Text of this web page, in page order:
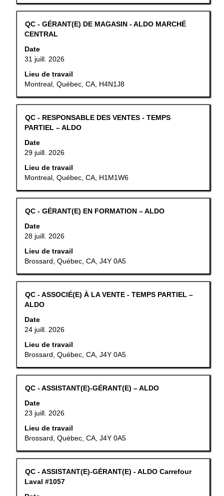
pour
afficher
tout
contenu
des
renseignements
sur
Titre
QC - GÉRANT(E) DE MAGASIN - ALDO MARCHÉ
CENTRAL
Date
31 juill. 2026
Lieu de travail
Montreal, Québec, CA, H4N1J8
Sélectionner
au
de
la
barre
d’espacement
afficher
tout
le
des
renseignements
sur
l’emploi.
Titre
QC - RESPONSABLE DES VENTES - TEMPS
PARTIEL – ALDO
Date
29 juill. 2026
Lieu de travail
Montreal, Québec, CA, H1M1W6
Sélectionner
au
de
la
barre
d’espacement
afficher
tout
le
contenu
des
renseignements
sur
Titre
QC - GÉRANT(E) EN FORMATION – ALDO
Date
28 juill. 2026
Lieu de travail
Brossard, Québec, CA, J4Y 0A5
Sélectionner
moyen
de
la
barre
pour
afficher
tout
contenu
des
renseignements
sur
Titre
QC - ASSOCIÉ(E) À LA VENTE - TEMPS PARTIEL –
ALDO
Date
24 juill. 2026
Lieu de travail
Brossard, Québec, CA, J4Y 0A5
Sélectionner
au
de
la
barre
d’espacement
afficher
tout
le
contenu
des
renseignements
sur
Titre
QC - ASSISTANT(E)-GÉRANT(E) – ALDO
Date
23 juill. 2026
Lieu de travail
Brossard, Québec, CA, J4Y 0A5
Sélectionner
moyen
de
la
barre
pour
afficher
tout
Titre
QC - ASSISTANT(E)-GÉRANT(E) - ALDO Carrefour
Laval #1057
Sélectionner
au